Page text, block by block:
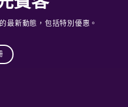
最新動態，包括特別優惠。